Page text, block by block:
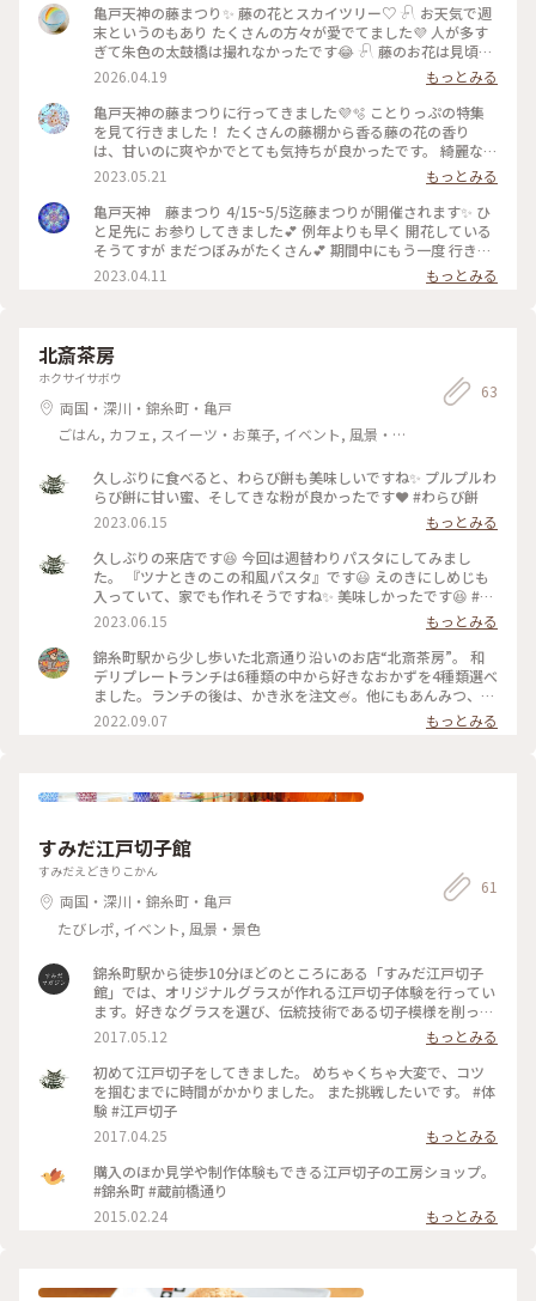
亀戸天神の藤まつり✨ 藤の花とスカイツリー♡ 𓍯 お天気で週
末というのもあり たくさんの方々が愛でてました💜 人が多す
ぎて朱色の太鼓橋は撮れなかったです😂 𓍯 藤のお花は見頃と
聞いて訪問したのですが、 ちょっと痩せているというか.. もし
かしたらこれからなのか？ 私の中で少し不完全燃焼😅 𓍯 最後
の写真は、押上駅から歩いて亀戸へ行く途中の 十間橋から撮
ったスカイツリーです🩵 #亀戸天神 #藤まつり #スカイツリー
#ちいさな列車旅 #どこかで藤のリベンジしたい
2026.04.19
もっとみる
亀戸天神の藤まつりに行ってきました💜🫧 ことりっぷの特集
を見て行きました！ たくさんの藤棚から香る藤の花の香り
は、甘いのに爽やかでとても気持ちが良かったです。 綺麗な藤
棚と可愛い池の亀さん達に癒されました☺️ 藤まつり限定の御
朱印とお守りをゲットし、限定の絵馬を書いてお参りしてきま
した！ #私のことりっぷ旅 #花だより #藤まつり #藤の花 #藤棚
#亀戸天神社
2023.05.21
もっとみる
亀戸天神 藤まつり 4/15~5/5迄藤まつりが開催されます✨ ひ
と足先に お参りしてきました💕 例年よりも早く 開花している
そうてすが まだつぼみがたくさん💕 期間中にもう一度 行きた
いです✨ スカイツリーが間近に 見えるので どうしても一緒に
撮ろうと思ってしまいましたwww #花だより #私のことりっぷ
2023.04.11 もっとみる
北斎茶房
ホクサイサボウ
両国・深川・錦糸町・亀戸
ごはん, カフェ, スイーツ・お菓子, イベント, 風景・
63
久しぶりに食べると、わらび餅も美味しいですね✨ プルプルわ
らび餅に甘い蜜、そしてきな粉が良かったです❤️ #わらび餅
2023.06.15
もっとみる
久しぶりの来店です😆 今回は週替わりパスタにしてみまし
た。 『ツナときのこの和風パスタ』です😃 えのきにしめじも
入っていて、家でも作れそうですね✨ 美味しかったです😆 #ツ
ナ #きのこ #和風パスタ #週替わりパスタ
2023.06.15
もっとみる
錦糸町駅から少し歩いた北斎通り沿いのお店“北斎茶房”。 和
デリプレートランチは6種類の中から好きなおかずを4種類選べ
ました。ランチの後は、かき氷を注文🍧。他にもあんみつ、わ
らび餅など甘味のメニューが色々。大福やどら焼きのテイクア
ウトもできます♪ #錦糸町 #ランチ #甘味 #かき氷 #北斎茶房
2022.09.07 もっとみる
すみだ江戸切子館
すみだえどきりこかん
両国・深川・錦糸町・亀戸
たびレポ, イベント, 風景・景色
61
錦糸町駅から徒歩10分ほどのところにある「すみだ江戸切子
館」では、オリジナルグラスが作れる江戸切子体験を行ってい
ます。好きなグラスを選び、伝統技術である切子模様を削って
自分だけのグラスを作ることができます。 今週末の天気は少し
崩れる予報ですが、雨の日にも楽しめる体験です。ぜひ過ごし
やすい今の時期に行ってみてくださいね。（※日曜はお休みで
すので、ご注意ください） #墨田区 #墨田 #すみだ #すみだマ
ガジン #地元 #下町 #錦糸町 #太平 #EASTTOKYO #東東京 #東
京 #TOKYO #江戸切子 #切子 #伝統工芸 #グラス #体験 #工房 #
見学 #職人 #旅行 #観光 #Trip
2017.05.12
もっとみる
初めて江戸切子をしてきました。 めちゃくちゃ大変で、コツ
を掴むまでに時間がかかりました。 また挑戦したいです。 #体
験 #江戸切子
2017.04.25
もっとみる
購入のほか見学や制作体験もできる江戸切子の工房ショップ。
#錦糸町 #蔵前橋通り
2015.02.24
もっとみる